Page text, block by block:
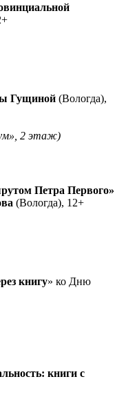
Гущиной (Вологда),
2 этаж)
Петра Первого»
(Вологда), 12+
книгу» ко Дню
книги с